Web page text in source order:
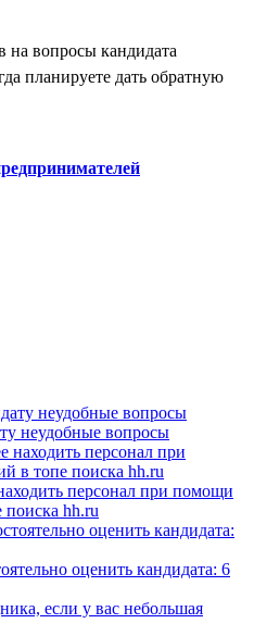
на вопросы кандидата
планируете дать обратную
неудобные вопросы
персонал при помощи
hh.ru
оценить кандидата: 6